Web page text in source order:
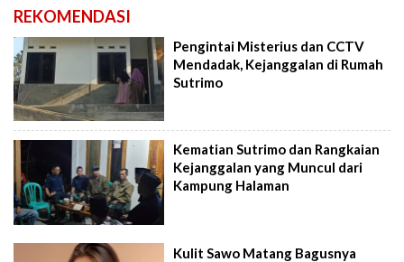
REKOMENDASI
Pengintai Misterius dan CCTV
Mendadak, Kejanggalan di Rumah
Sutrimo
Kematian Sutrimo dan Rangkaian
Kejanggalan yang Muncul dari
Kampung Halaman
Kulit Sawo Matang Bagusnya